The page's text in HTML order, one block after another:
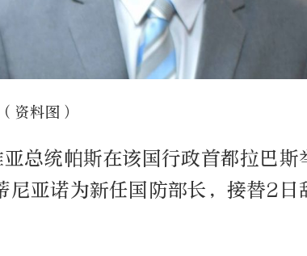
资料图）
总统帕斯在该国行政首都拉巴斯
亚诺为新任国防部长，接替2日